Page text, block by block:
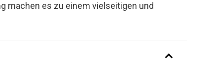
machen es zu einem vielseitigen und